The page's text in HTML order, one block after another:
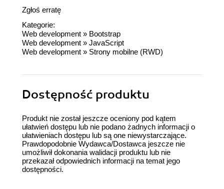
Zgłoś erratę
Kategorie:
Web development » Bootstrap
Web development » JavaScript
Web development » Strony mobilne (RWD)
Dostępność produktu
Produkt nie został jeszcze oceniony pod kątem
ułatwień dostępu lub nie podano żadnych informacji o
ułatwieniach dostępu lub są one niewystarczające.
Prawdopodobnie Wydawca/Dostawca jeszcze nie
umożliwił dokonania walidacji produktu lub nie
przekazał odpowiednich informacji na temat jego
dostępności.